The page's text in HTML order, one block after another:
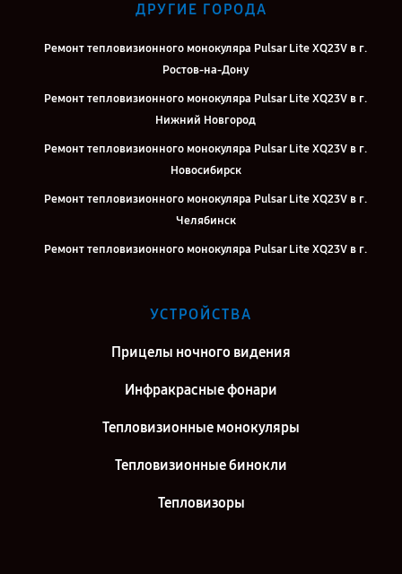
ДРУГИЕ ГОРОДА
Ремонт тепловизионного монокуляра Pulsar Lite XQ23V в г.
Ростов-на-Дону
Ремонт тепловизионного монокуляра Pulsar Lite XQ23V в г.
Нижний Новгород
Ремонт тепловизионного монокуляра Pulsar Lite XQ23V в г.
Новосибирск
Ремонт тепловизионного монокуляра Pulsar Lite XQ23V в г.
Челябинск
Ремонт тепловизионного монокуляра Pulsar Lite XQ23V в г.
Ремонт тепловизионного монокуляра Pulsar Lite XQ23V в г. Санкт-
УСТРОЙСТВА
Прицелы ночного видения
Инфракрасные фонари
Тепловизионные монокуляры
Тепловизионные бинокли
Тепловизоры